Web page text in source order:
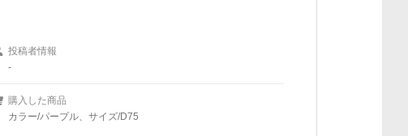
投稿者情報
-
購入した商品
カラー/パープル、サイズ/D75